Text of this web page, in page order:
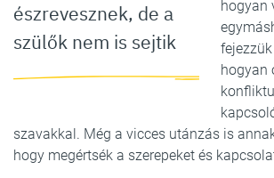
észrevesznek, de a
szülők nem is sejtik
hogyan
hogyan
szavakkal. Még a vicces utánzás is
hogy megértsék a szerepeket és